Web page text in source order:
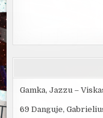
Gamka, Jazzu –
69 Danguje,